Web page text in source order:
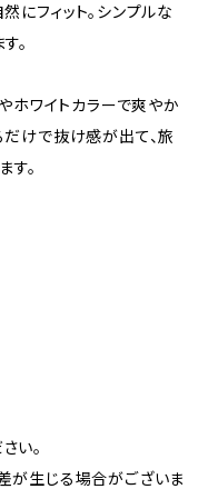
にフィット。シンプルな
。
ホワイトカラーで爽やか
けで抜け感が出て、旅
す。
い。
が生じる場合がございま